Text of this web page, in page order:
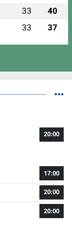
33 40
33 37
20:00
17:00
20:00
20:00